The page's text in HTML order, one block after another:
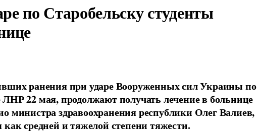
по Старобельску студенты
ранения при ударе Вооруженных сил Украины по
22 мая, продолжают получать лечение в больнице
министра здравоохранения республики Олег Валиев,
как средней и тяжелой степени тяжести.